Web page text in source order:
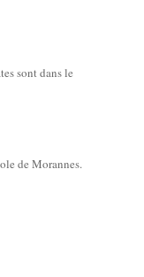
sont dans le
de Morannes.